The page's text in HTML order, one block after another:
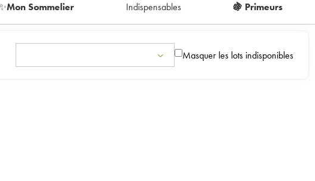
Mon Sommelier Indispensables 🍇 Primeurs
Masquer les lots indisponibles